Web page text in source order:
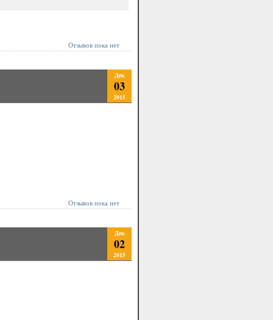
Отзывов пока нет
Дек
03
2015
Отзывов пока нет
Дек
02
2015